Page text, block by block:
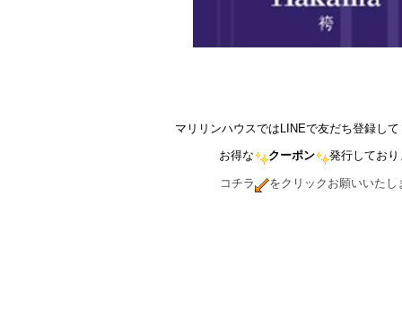
マリリンハウスではLINEで友だち登録し
お得な クーポン 発行しており
コチラ をクリックお願いいたし